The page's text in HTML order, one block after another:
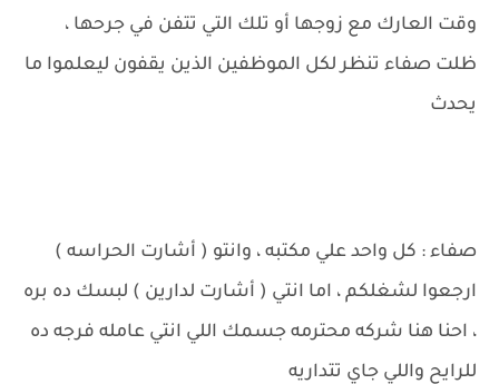
وقت العارك مع زوجها أو تلك التي تتفن في جرحها ،
ظلت صفاء تنظر لكل الموظفين الذين يقفون ليعلموا ما
يحدث
صفاء : كل واحد علي مكتبه ، وانتو ( أشارت الحراسه )
ارجعوا لشغلكم ، اما انتي ( أشارت لدارين ) لبسك ده بره
، احنا هنا شركه محترمه جسمك اللي انتي عامله فرجه ده
للرايح واللي جاي تتداريه